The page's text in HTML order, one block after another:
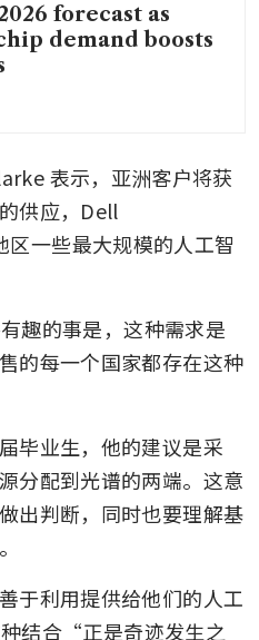
forecast as
demand boosts
表示，亚洲客户将获
供应，Dell
一些最大规模的人工智
趣的事是，这种需求是
的每一个国家都存在这种
毕业生，他的建议是采
配到光谱的两端。这意
出判断，同时也要理解基
于利用提供给他们的人工
结合“正是奇迹发生之